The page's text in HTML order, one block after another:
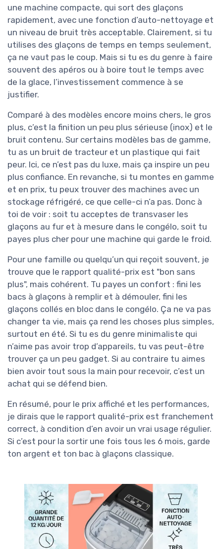
une machine compacte, qui sort des glaçons
rapidement, avec une fonction d’auto-nettoyage et
un niveau de bruit très acceptable. Clairement, si tu
utilises des glaçons de temps en temps seulement,
ça ne vaut pas le coup. Mais si tu es du genre à faire
souvent des apéros ou à boire tout le temps avec
de la glace, l’investissement commence à se
justifier.
Comparé à des modèles encore moins chers, le gros
plus, c’est la finition un peu plus sérieuse (inox) et le
bruit contenu. Sur certains modèles bas de gamme,
tu as un bruit de tracteur et un plastique qui fait
peur. Ici, ce n’est pas du luxe, mais ça inspire un peu
plus confiance. En revanche, si tu montes en gamme
et en prix, tu peux trouver des machines avec un
stockage réfrigéré, ce que celle-ci n’a pas. Donc à
toi de voir : soit tu acceptes de transvaser les
glaçons au fur et à mesure dans le congélo, soit tu
payes plus cher pour une machine qui garde le froid.
Pour une famille ou quelqu’un qui reçoit souvent, je
trouve que le rapport qualité-prix est "bon sans
plus", mais cohérent. Tu payes un confort : fini les
bacs à glaçons à remplir et à démouler, fini les
glaçons collés en bloc dans le congélo. Ça ne va pas
changer ta vie, mais ça rend les choses plus simples,
surtout en été. Si tu es du genre minimaliste qui
n’aime pas avoir trop d’appareils, tu vas peut-être
trouver ça un peu gadget. Si au contraire tu aimes
bien avoir tout sous la main pour recevoir, c’est un
achat qui se défend bien.
En résumé, pour le prix affiché et les performances,
je dirais que le rapport qualité-prix est franchement
correct, à condition d’en avoir un vrai usage régulier.
Si c’est pour la sortir une fois tous les 6 mois, garde
ton argent et ton bac à glaçons classique.